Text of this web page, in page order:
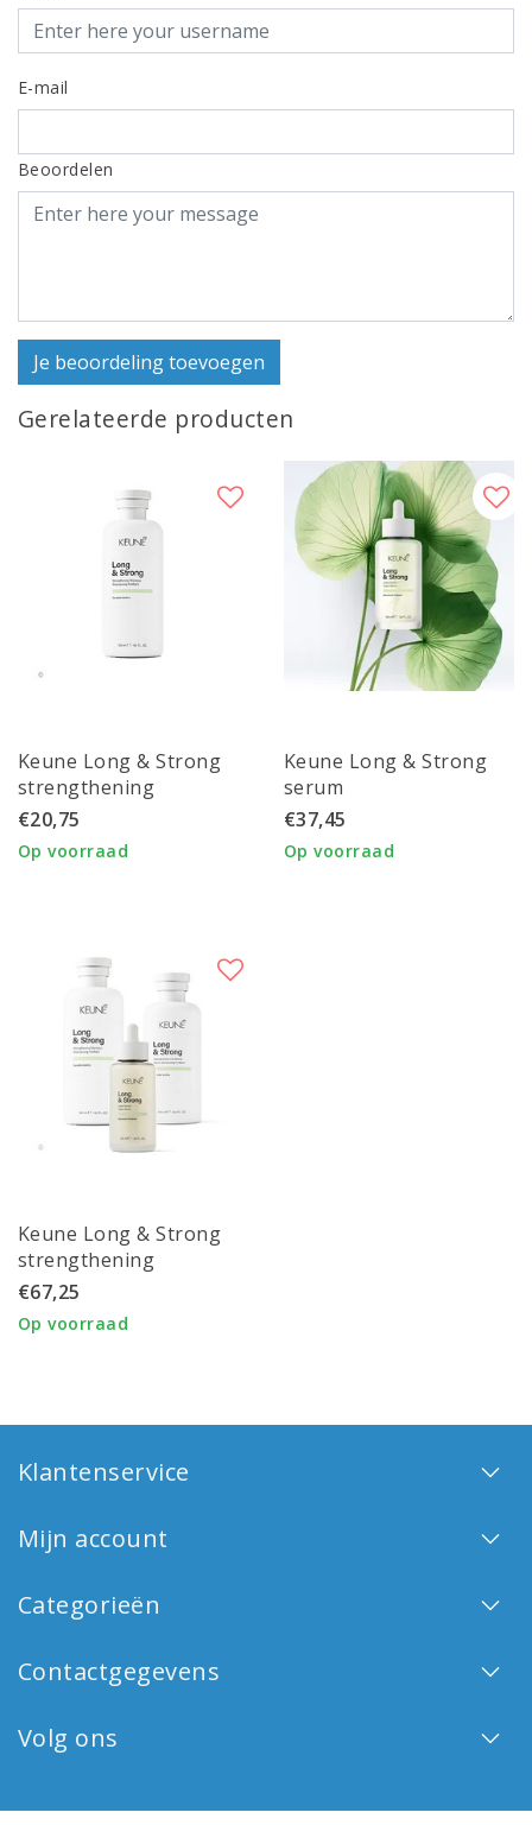
E-mail
Beoordelen
Je beoordeling toevoegen
Gerelateerde producten
Keune Long & Strong
strengthening
shampoo
€20,75
Op voorraad
Keune Long & Strong
serum
€37,45
Op voorraad
Keune Long & Strong
strengthening
shampoo, conditioner
en serum
€67,25
Op voorraad
Klantenservice
Mijn account
Categorieën
Contactgegevens
Volg ons